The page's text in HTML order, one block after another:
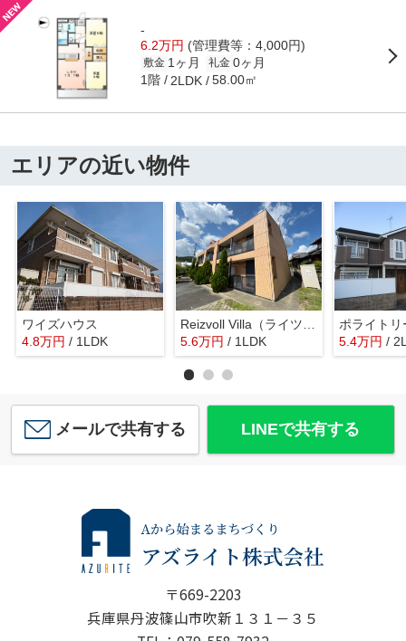
-
6.2万円 (管理費等：4,000円)
敷金 1ヶ月 礼金 0ヶ月
1階 2LDK 58.00㎡
エリアの近い物件
ワイズハウス
4.8万円 / 1LDK
Reizvoll Villa（ライツフォル・ヴィラ）
5.6万円 / 1LDK 5.4万円 /
メールで共有する LINEで共有する
〒669-2203
兵庫県丹波篠山市吹新１３１－３５